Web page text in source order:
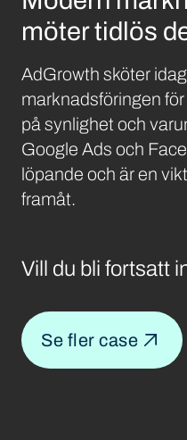
möter tidlös
AdGrowth sköter
marknadsföringen
på synlighet och
Google Ads och
löpande och är en
framåt.
Vill du bli fortsatt
Se fler case